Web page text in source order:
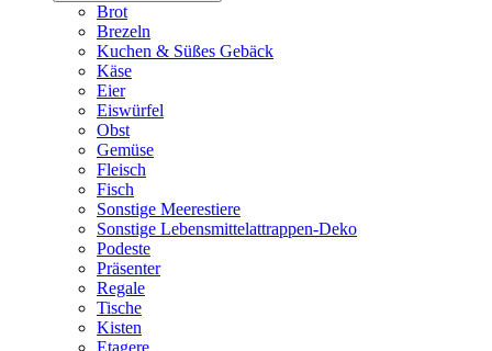
Brot
Brezeln
Kuchen & Süßes Gebäck
Käse
Eier
Eiswürfel
Obst
Gemüse
Fleisch
Fisch
Sonstige Meerestiere
Sonstige Lebensmittelattrappen-Deko
Podeste
Präsenter
Regale
Tische
Kisten
Etagere